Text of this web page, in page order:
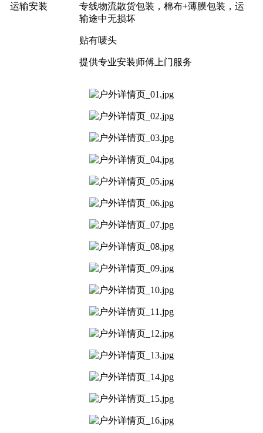
运输安装
专线物流散货包装，棉布+薄膜包装，运
输途中无损坏
贴有唛头
提供专业安装师傅上门服务